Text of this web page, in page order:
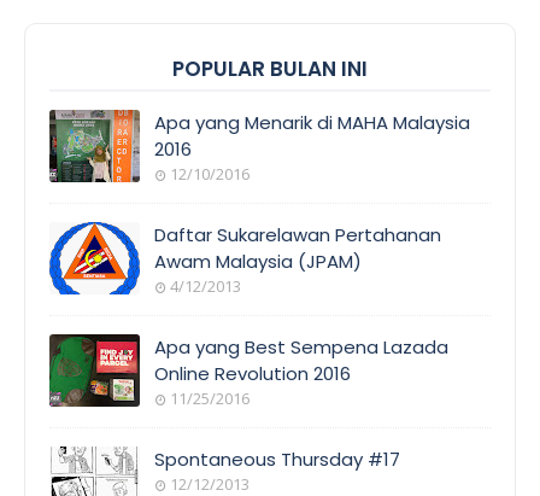
POPULAR BULAN INI
COVERAGE
Apa yang Menarik di MAHA Malaysia
2016
12/10/2016
AWAM
Daftar Sukarelawan Pertahanan
Awam Malaysia (JPAM)
4/12/2013
COVERAGE
Apa yang Best Sempena Lazada
Online Revolution 2016
11/25/2016
Spontaneous Thursday #17
12/12/2013